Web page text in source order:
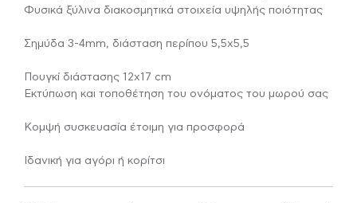
Φυσικά ξύλινα διακοσμητικά στοιχεία υψηλής ποιότητας
Σημύδα 3-4mm, διάσταση περίπου 5,5χ5,5
Πουγκί διάστασης 12χ17 cm
Εκτύπωση και τοποθέτηση του ονόματος του μωρού σας
Κομψή συσκευασία έτοιμη για προσφορά
Ιδανική για αγόρι ή κορίτσι